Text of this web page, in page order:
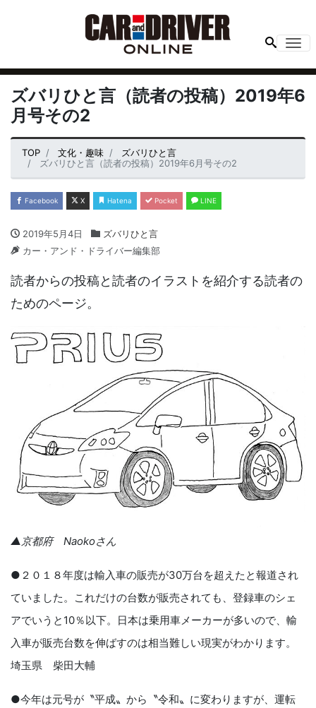
ズバリひと言（読者の投稿）2019年6
月号その2
TOP 文化・趣味
ズバリひと言
ズバリひと言（読者の投稿）2019年6月号その2
Facebook X Hatena Pocket LINE
2019年5月4日
ズバリひと言
カー・アンド・ドライバー編集部
読者からの投稿と読者のイラストを紹介する読者の
ためのページ。
▲京都府 Naokoさん
●２０１８年度は輸入車の販売が30万台を超えたと報道され
ていました。これだけの台数が販売されても、登録車のシェ
アでいうと10％以下。日本は乗用車メーカーが多いので、輸
入車が販売台数を伸ばすのは相当難しい現実がわかります。
埼玉県 柴田大輔
●今年は元号が〝平成〟から〝令和〟に変わりますが、運転